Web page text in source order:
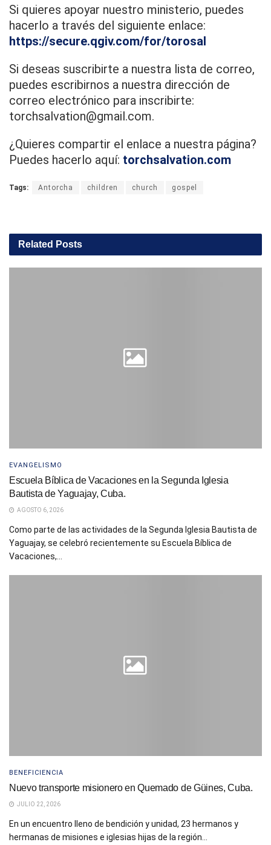
Si quieres apoyar nuestro ministerio, puedes
hacerlo a través del siguiente enlace:
https://secure.qgiv.com/for/torosal
Si deseas suscribirte a nuestra lista de correo,
puedes escribirnos a nuestra dirección de
correo electrónico para inscribirte:
torchsalvation@gmail.com.
¿Quieres compartir el enlace a nuestra página?
Puedes hacerlo aquí: torchsalvation.com
Tags: Antorcha children church gospel
Related Posts
EVANGELISMO
Escuela Bíblica de Vacaciones en la Segunda Iglesia
Bautista de Yaguajay, Cuba.
AGOSTO 6, 2026
Como parte de las actividades de la Segunda Iglesia Bautista de
Yaguajay, se celebró recientemente su Escuela Bíblica de
Vacaciones,...
BENEFICIENCIA
Nuevo transporte misionero en Quemado de Güines, Cuba.
JULIO 22, 2026
En un encuentro lleno de bendición y unidad, 23 hermanos y
hermanas de misiones e iglesias hijas de la región...